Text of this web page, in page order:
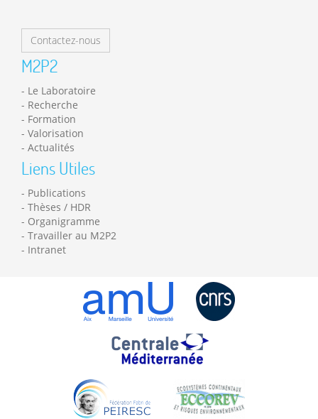
Contactez-nous
M2P2
Le Laboratoire
Recherche
Formation
Valorisation
Actualités
Liens Utiles
Publications
Thèses / HDR
Organigramme
Travailler au M2P2
Intranet